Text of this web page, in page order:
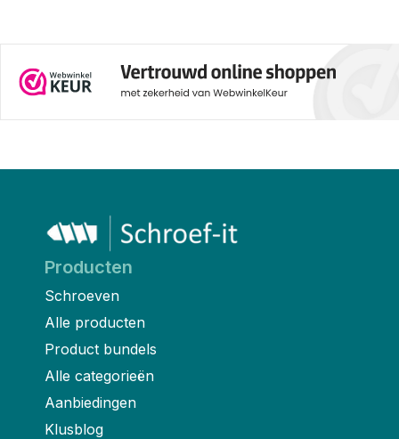
Producten
Schroeven
Alle producten
Product bundels
Alle categorieën
Aanbiedingen
Klusblog